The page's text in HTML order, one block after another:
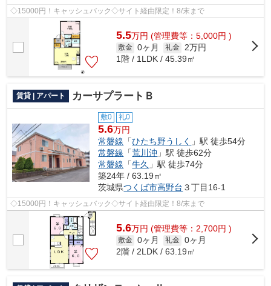
◇15000円！キャッシュバック◇サイト経由限定！8/末まで
5.5万円 (管理費等：5,000円 )
敷金 0ヶ月 礼金 2万円
1階 / 1LDK / 45.39㎡
賃貸 | アパート カーサプラートＢ
敷0 礼0
5.6万円
常磐線 「ひたち野うしく
」駅 徒歩54分
常磐線 「荒川沖 」駅 徒歩62分
常磐線 「牛久 」駅 徒歩74分
築24年 / 63.19㎡
茨城県つくば市高野台 ３丁目16-1
◇15000円！キャッシュバック◇サイト経由限定！8/末まで
5.6万円 (管理費等：2,700円 )
敷金 0ヶ月 礼金 0ヶ月
2階 / 2LDK / 63.19㎡